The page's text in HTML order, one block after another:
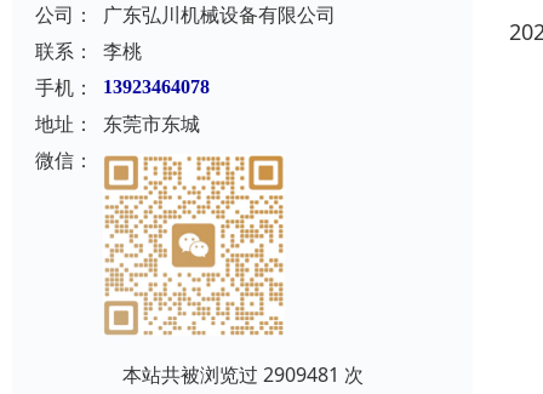
公司：
广东弘川机械设备有限公司
联系：
李桃
手机：
13923464078
地址：
东莞市东城
微信：
本站共被浏览过 2909481 次